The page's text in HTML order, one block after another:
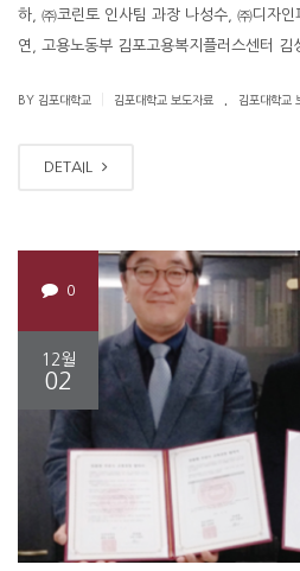
하, ㈜코린토 인사팀 과장 나성수, ㈜디자
연, 고용노동부 김포고용복지플러스센터
BY 김포대학교 김포대학교 보도자료 김포대학교
DETAIL
0
12월
02